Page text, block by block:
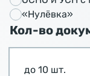
«Нулёвка»
Кол-во
до 10 шт.